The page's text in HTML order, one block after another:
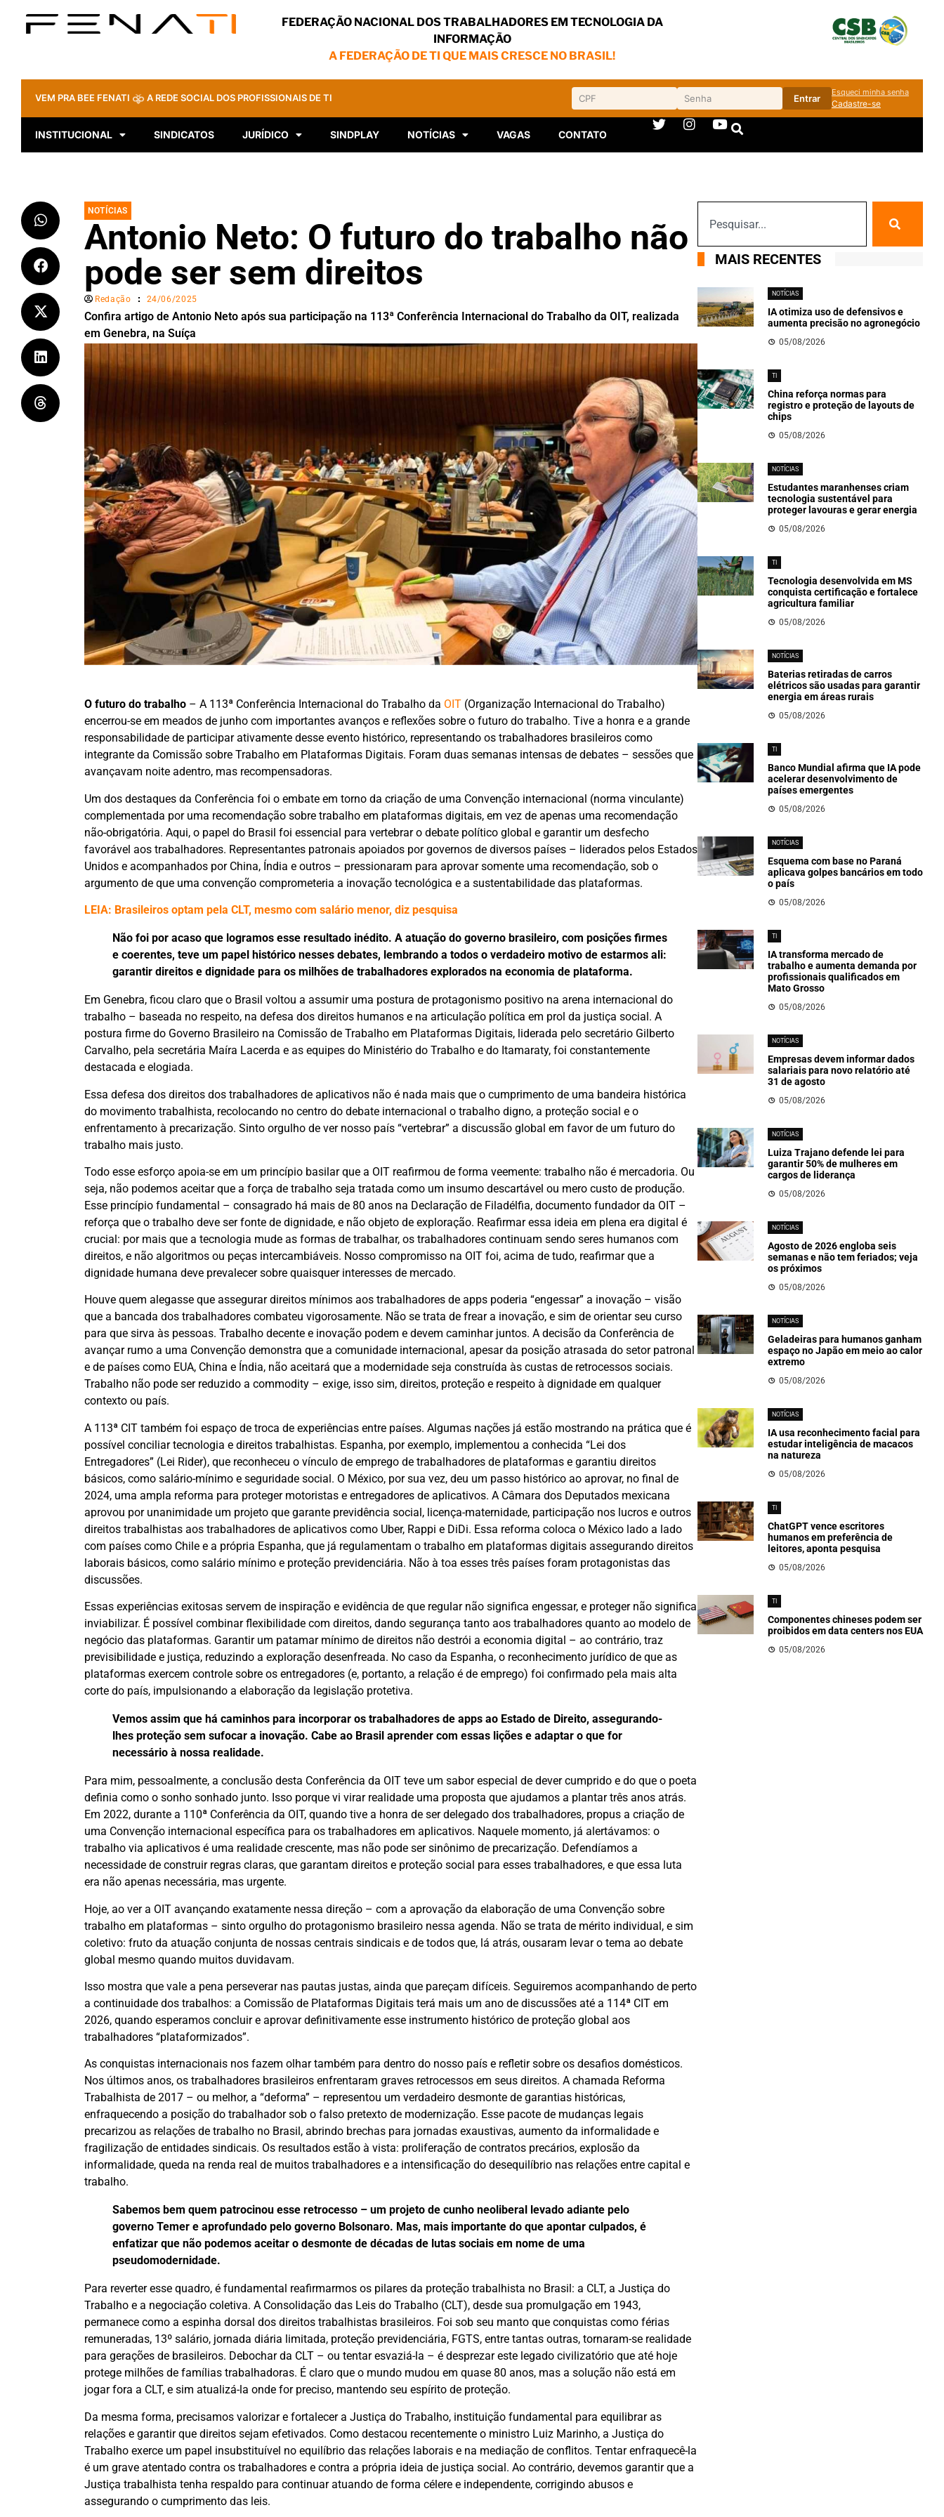
FEDERAÇÃO NACIONAL DOS TRABALHADORES EM TECNOLOGIA DA
INFORMAÇÃO
A FEDERAÇÃO DE TI QUE MAIS CRESCE NO BRASIL!
VEM PRA BEE FENATI A REDE SOCIAL DOS PROFISSIONAIS DE TI Entrar
Esqueci minha senha
Cadastre-se
INSTITUCIONAL SINDICATOS JURÍDICO SINDPLAY NOTÍCIAS VAGAS CONTATO
NOTÍCIAS
Antonio Neto: O futuro do trabalho não
pode ser sem direitos
Redação 24/06/2025
Confira artigo de Antonio Neto após sua participação na 113ª Conferência Internacional do Trabalho da OIT, realizada
em Genebra, na Suíça
O futuro do trabalho– A 113ª Conferência Internacional do Trabalho da OIT(Organização Internacional do Trabalho)
encerrou-se em meados de junho com importantes avanços e reflexões sobre o futuro do trabalho. Tive a honra e a grande
responsabilidade de participar ativamente desse evento histórico, representando os trabalhadores brasileiros como
integrante da Comissão sobre Trabalho em Plataformas Digitais. Foram duas semanas intensas de debates – sessões que
avançavam noite adentro, mas recompensadoras.
Um dos destaques da Conferência foi o embate em torno da criação de uma Convenção internacional (norma vinculante)
complementada por uma recomendação sobre trabalho em plataformas digitais, em vez de apenas uma recomendação
não-obrigatória. Aqui, o papel do Brasil foi essencial para vertebrar o debate político global e garantir um desfecho
favorável aos trabalhadores. Representantes patronais apoiados por governos de diversos países – liderados pelos Estados
Unidos e acompanhados por China, Índia e outros – pressionaram para aprovar somente uma recomendação, sob o
argumento de que uma convenção comprometeria a inovação tecnológica e a sustentabilidade das plataformas.
LEIA: Brasileiros optam pela CLT, mesmo com salário menor, diz pesquisa
Não foi por acaso que logramos esse resultado inédito. A atuação do governo brasileiro, com posições firmes
e coerentes, teve um papel histórico nesses debates, lembrando a todos o verdadeiro motivo de estarmos ali:
garantir direitos e dignidade para os milhões de trabalhadores explorados na economia de plataforma.
Em Genebra, ficou claro que o Brasil voltou a assumir uma postura de protagonismo positivo na arena internacional do
trabalho – baseada no respeito, na defesa dos direitos humanos e na articulação política em prol da justiça social. A
postura firme do Governo Brasileiro na Comissão de Trabalho em Plataformas Digitais, liderada pelo secretário Gilberto
Carvalho, pela secretária Maíra Lacerda e as equipes do Ministério do Trabalho e do Itamaraty, foi constantemente
destacada e elogiada.
Essa defesa dos direitos dos trabalhadores de aplicativos não é nada mais que o cumprimento de uma bandeira histórica
do movimento trabalhista, recolocando no centro do debate internacional o trabalho digno, a proteção social e o
enfrentamento à precarização. Sinto orgulho de ver nosso país “vertebrar” a discussão global em favor de um futuro do
trabalho mais justo.
Todo esse esforço apoia-se em um princípio basilar que a OIT reafirmou de forma veemente: trabalho não é mercadoria. Ou
seja, não podemos aceitar que a força de trabalho seja tratada como um insumo descartável ou mero custo de produção.
Esse princípio fundamental – consagrado há mais de 80 anos na Declaração de Filadélfia, documento fundador da OIT –
reforça que o trabalho deve ser fonte de dignidade, e não objeto de exploração. Reafirmar essa ideia em plena era digital é
crucial: por mais que a tecnologia mude as formas de trabalhar, os trabalhadores continuam sendo seres humanos com
direitos, e não algoritmos ou peças intercambiáveis. Nosso compromisso na OIT foi, acima de tudo, reafirmar que a
dignidade humana deve prevalecer sobre quaisquer interesses de mercado.
Houve quem alegasse que assegurar direitos mínimos aos trabalhadores de apps poderia “engessar” a inovação – visão
que a bancada dos trabalhadores combateu vigorosamente. Não se trata de frear a inovação, e sim de orientar seu curso
para que sirva às pessoas. Trabalho decente e inovação podem e devem caminhar juntos. A decisão da Conferência de
avançar rumo a uma Convenção demonstra que a comunidade internacional, apesar da posição atrasada do setor patronal
e de países como EUA, China e Índia, não aceitará que a modernidade seja construída às custas de retrocessos sociais.
Trabalho não pode ser reduzido a commodity – exige, isso sim, direitos, proteção e respeito à dignidade em qualquer
contexto ou país.
A 113ª CIT também foi espaço de troca de experiências entre países. Algumas nações já estão mostrando na prática que é
possível conciliar tecnologia e direitos trabalhistas. Espanha, por exemplo, implementou a conhecida “Lei dos
Entregadores” (Lei Rider), que reconheceu o vínculo de emprego de trabalhadores de plataformas e garantiu direitos
básicos, como salário-mínimo e seguridade social. O México, por sua vez, deu um passo histórico ao aprovar, no final de
2024, uma ampla reforma para proteger motoristas e entregadores de aplicativos. A Câmara dos Deputados mexicana
aprovou por unanimidade um projeto que garante previdência social, licença-maternidade, participação nos lucros e outros
direitos trabalhistas aos trabalhadores de aplicativos como Uber, Rappi e DiDi. Essa reforma coloca o México lado a lado
com países como Chile e a própria Espanha, que já regulamentam o trabalho em plataformas digitais assegurando direitos
laborais básicos, como salário mínimo e proteção previdenciária. Não à toa esses três países foram protagonistas das
discussões.
Essas experiências exitosas servem de inspiração e evidência de que regular não significa engessar, e proteger não significa
inviabilizar. É possível combinar flexibilidade com direitos, dando segurança tanto aos trabalhadores quanto ao modelo de
negócio das plataformas. Garantir um patamar mínimo de direitos não destrói a economia digital – ao contrário, traz
previsibilidade e justiça, reduzindo a exploração desenfreada. No caso da Espanha, o reconhecimento jurídico de que as
plataformas exercem controle sobre os entregadores (e, portanto, a relação é de emprego) foi confirmado pela mais alta
corte do país, impulsionando a elaboração da legislação protetiva.
Vemos assim que há caminhos para incorporar os trabalhadores de apps ao Estado de Direito, assegurando-
lhes proteção sem sufocar a inovação. Cabe ao Brasil aprender com essas lições e adaptar o que for
necessário à nossa realidade.
Para mim, pessoalmente, a conclusão desta Conferência da OIT teve um sabor especial de dever cumprido e do que o poeta
definia como o sonho sonhado junto. Isso porque vi virar realidade uma proposta que ajudamos a plantar três anos atrás.
Em 2022, durante a 110ª Conferência da OIT, quando tive a honra de ser delegado dos trabalhadores, propus a criação de
uma Convenção internacional específica para os trabalhadores em aplicativos. Naquele momento, já alertávamos: o
trabalho via aplicativos é uma realidade crescente, mas não pode ser sinônimo de precarização. Defendíamos a
necessidade de construir regras claras, que garantam direitos e proteção social para esses trabalhadores, e que essa luta
era não apenas necessária, mas urgente.
Hoje, ao ver a OIT avançando exatamente nessa direção – com a aprovação da elaboração de uma Convenção sobre
trabalho em plataformas – sinto orgulho do protagonismo brasileiro nessa agenda. Não se trata de mérito individual, e sim
coletivo: fruto da atuação conjunta de nossas centrais sindicais e de todos que, lá atrás, ousaram levar o tema ao debate
global mesmo quando muitos duvidavam.
Isso mostra que vale a pena perseverar nas pautas justas, ainda que pareçam difíceis. Seguiremos acompanhando de perto
a continuidade dos trabalhos: a Comissão de Plataformas Digitais terá mais um ano de discussões até a 114ª CIT em
2026, quando esperamos concluir e aprovar definitivamente esse instrumento histórico de proteção global aos
trabalhadores “plataformizados”.
As conquistas internacionais nos fazem olhar também para dentro do nosso país e refletir sobre os desafios domésticos.
Nos últimos anos, os trabalhadores brasileiros enfrentaram graves retrocessos em seus direitos. A chamada Reforma
Trabalhista de 2017 – ou melhor, a “deforma” – representou um verdadeiro desmonte de garantias históricas,
enfraquecendo a posição do trabalhador sob o falso pretexto de modernização. Esse pacote de mudanças legais
precarizou as relações de trabalho no Brasil, abrindo brechas para jornadas exaustivas, aumento da informalidade e
fragilização de entidades sindicais. Os resultados estão à vista: proliferação de contratos precários, explosão da
informalidade, queda na renda real de muitos trabalhadores e a intensificação do desequilíbrio nas relações entre capital e
trabalho.
Sabemos bem quem patrocinou esse retrocesso – um projeto de cunho neoliberal levado adiante pelo
governo Temer e aprofundado pelo governo Bolsonaro. Mas, mais importante do que apontar culpados, é
enfatizar que não podemos aceitar o desmonte de décadas de lutas sociais em nome de uma
pseudomodernidade.
Para reverter esse quadro, é fundamental reafirmarmos os pilares da proteção trabalhista no Brasil: a CLT, a Justiça do
Trabalho e a negociação coletiva. A Consolidação das Leis do Trabalho (CLT), desde sua promulgação em 1943,
permanece como a espinha dorsal dos direitos trabalhistas brasileiros. Foi sob seu manto que conquistas como férias
remuneradas, 13º salário, jornada diária limitada, proteção previdenciária, FGTS, entre tantas outras, tornaram-se realidade
para gerações de brasileiros. Debochar da CLT – ou tentar esvaziá-la – é desprezar este legado civilizatório que até hoje
protege milhões de famílias trabalhadoras. É claro que o mundo mudou em quase 80 anos, mas a solução não está em
jogar fora a CLT, e sim atualizá-la onde for preciso, mantendo seu espírito de proteção.
Da mesma forma, precisamos valorizar e fortalecer a Justiça do Trabalho, instituição fundamental para equilibrar as
relações e garantir que direitos sejam efetivados. Como destacou recentemente o ministro Luiz Marinho, a Justiça do
Trabalho exerce um papel insubstituível no equilíbrio das relações laborais e na mediação de conflitos. Tentar enfraquecê-la
é um grave atentado contra os trabalhadores e contra a própria ideia de justiça social. Ao contrário, devemos garantir que a
Justiça trabalhista tenha respaldo para continuar atuando de forma célere e independente, corrigindo abusos e
assegurando o cumprimento das leis.
MAIS RECENTES
NOTÍCIAS
IA otimiza uso de defensivos e
aumenta precisão no agronegócio
05/08/2026
TI
China reforça normas para
registro e proteção de layouts de
chips
05/08/2026
NOTÍCIAS
Estudantes maranhenses criam
tecnologia sustentável para
proteger lavouras e gerar energia
05/08/2026
TI
Tecnologia desenvolvida em MS
conquista certificação e fortalece
agricultura familiar
05/08/2026
NOTÍCIAS
Baterias retiradas de carros
elétricos são usadas para garantir
energia em áreas rurais
05/08/2026
TI
Banco Mundial afirma que IA pode
acelerar desenvolvimento de
países emergentes
05/08/2026
NOTÍCIAS
Esquema com base no Paraná
aplicava golpes bancários em todo
o país
05/08/2026
TI
IA transforma mercado de
trabalho e aumenta demanda por
profissionais qualificados em
Mato Grosso
05/08/2026
NOTÍCIAS
Empresas devem informar dados
salariais para novo relatório até
31 de agosto
05/08/2026
NOTÍCIAS
Luiza Trajano defende lei para
garantir 50% de mulheres em
cargos de liderança
05/08/2026
NOTÍCIAS
Agosto de 2026 engloba seis
semanas e não tem feriados; veja
os próximos
05/08/2026
NOTÍCIAS
Geladeiras para humanos ganham
espaço no Japão em meio ao calor
extremo
05/08/2026
NOTÍCIAS
IA usa reconhecimento facial para
estudar inteligência de macacos
na natureza
05/08/2026
TI
ChatGPT vence escritores
humanos em preferência de
leitores, aponta pesquisa
05/08/2026
TI
Componentes chineses podem ser
proibidos em data centers nos EUA
05/08/2026